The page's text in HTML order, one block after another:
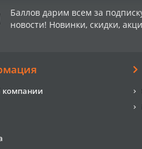
Баллов дарим всем за
новости! Новинки, скидки,